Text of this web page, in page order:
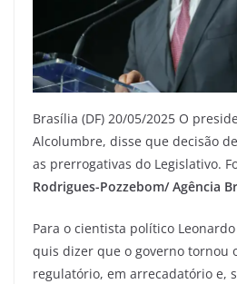
Brasília (DF) 20/05/2025 O
Alcolumbre, disse que decisão
as prerrogativas do Legislativo.
Rodrigues-Pozzebom/ Agência
Para o cientista político
quis dizer que o governo tornou
regulatório, em arrecadatório e,